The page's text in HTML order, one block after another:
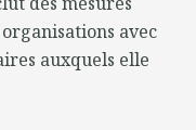
avec
auxquels elle